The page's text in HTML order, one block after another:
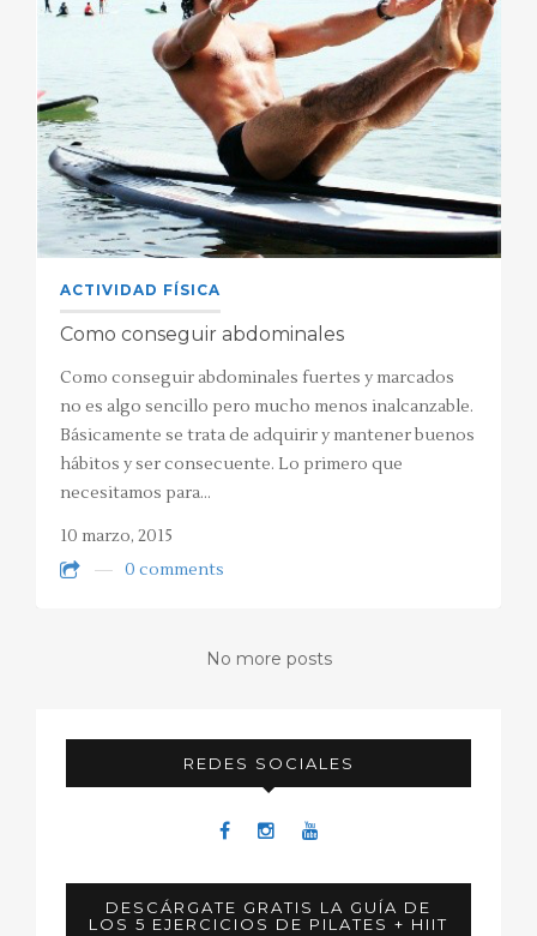
ACTIVIDAD FÍSICA
Como conseguir abdominales
Como conseguir abdominales fuertes y marcados
no es algo sencillo pero mucho menos inalcanzable.
Básicamente se trata de adquirir y mantener buenos
hábitos y ser consecuente. Lo primero que
necesitamos para…
10 marzo, 2015
0 comments
No more posts
REDES SOCIALES
DESCÁRGATE GRATIS LA GUÍA DE
LOS 5 EJERCICIOS DE PILATES + HIIT